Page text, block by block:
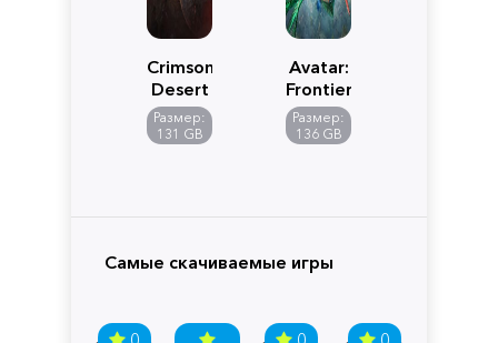
Crimson
Desert
Размер:
131 GB
Avatar:
Frontiers
of
Pandora
Размер:
136 GB
Самые скачиваемые игры